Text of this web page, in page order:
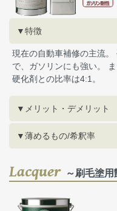
▼特徴
現在の自動車補修の主流
で、ガソリンにも強い。
硬化剤との比率は4:1。
▼メリット・デメリット
▼薄めるもの/希釈率
Lacquer～刷毛塗用